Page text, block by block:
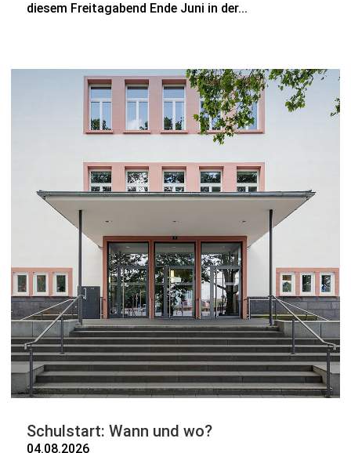
diesem Freitagabend Ende Juni in der...
Schulstart: Wann und wo?
04.08.2026